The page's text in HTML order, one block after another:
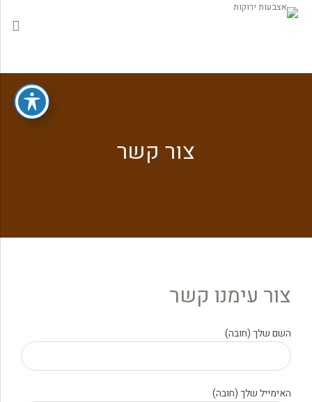
צור קשר
צור עימנו קשר
השם שלך (חובה)
האימייל שלך (חובה)